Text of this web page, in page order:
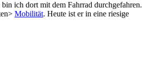
ich dort mit dem Fahrrad durchgefahren.
Mobilität. Heute ist er in eine riesige